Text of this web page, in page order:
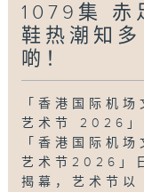
用饭堂, 林泳怡,
颂阳,, 香港上海
文化艺术节2026
1079集 赤
鞋热潮知多
啲！
「香港国际机场
艺术节 2026」
「香港国际机场
艺术节2026」
揭幕，艺术节以